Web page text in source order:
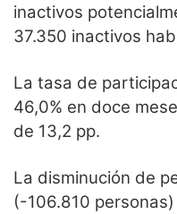
inactivos
37.350 inactivos
La tasa de
46,0% en doce
de 13,2 pp.
La disminución de
(-106.810